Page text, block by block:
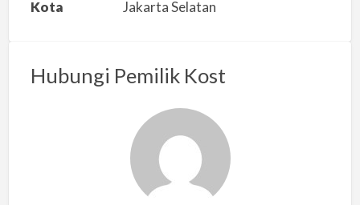
s
Kota Jakarta Selatan
Hubungi Pemilik Kost